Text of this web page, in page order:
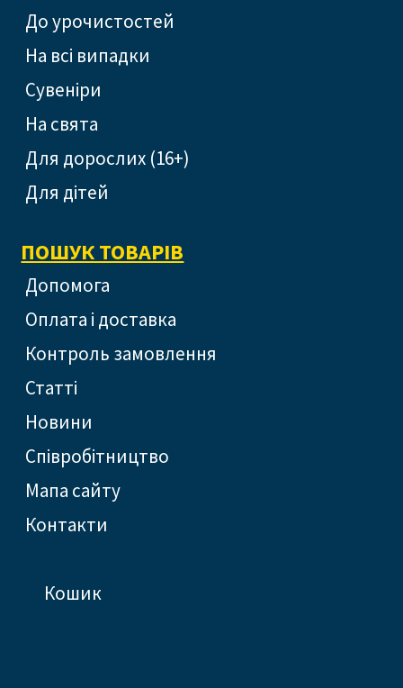
До урочистостей
На всі випадки
Сувеніри
На свята
Для дорослих (16+)
Для дітей
ПОШУК ТОВАРІВ
допомога
оплата і доставка
контроль замовлення
статті
новини
співробітництво
Мапа сайту
контакти
кошик